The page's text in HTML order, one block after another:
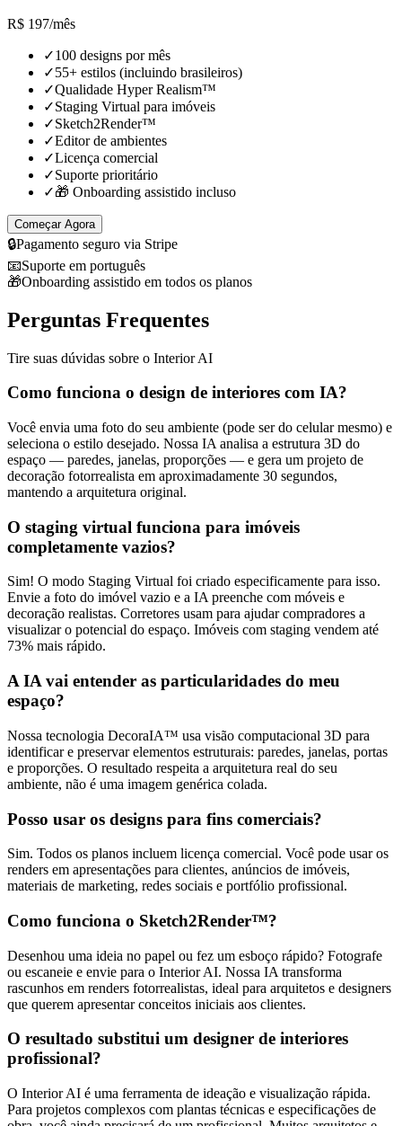
R$ 197/mês
✓100 designs por mês
✓55+ estilos (incluindo brasileiros)
✓Qualidade Hyper Realism™
✓Staging Virtual para imóveis
✓Sketch2Render™
✓Editor de ambientes
✓Licença comercial
✓Suporte prioritário
✓🎁 Onboarding assistido incluso
Começar Agora
🔒Pagamento seguro via Stripe
📧Suporte em português
🎁Onboarding assistido em todos os planos
Perguntas Frequentes
Tire suas dúvidas sobre o Interior AI
Como funciona o design de interiores com IA?
Você envia uma foto do seu ambiente (pode ser do celular mesmo) e
seleciona o estilo desejado. Nossa IA analisa a estrutura 3D do
espaço — paredes, janelas, proporções — e gera um projeto de
decoração fotorrealista em aproximadamente 30 segundos,
mantendo a arquitetura original.
O staging virtual funciona para imóveis
completamente vazios?
Sim! O modo Staging Virtual foi criado especificamente para isso.
Envie a foto do imóvel vazio e a IA preenche com móveis e
decoração realistas. Corretores usam para ajudar compradores a
visualizar o potencial do espaço. Imóveis com staging vendem até
73% mais rápido.
A IA vai entender as particularidades do meu
espaço?
Nossa tecnologia DecoraIA™ usa visão computacional 3D para
identificar e preservar elementos estruturais: paredes, janelas, portas
e proporções. O resultado respeita a arquitetura real do seu
ambiente, não é uma imagem genérica colada.
Posso usar os designs para fins comerciais?
Sim. Todos os planos incluem licença comercial. Você pode usar os
renders em apresentações para clientes, anúncios de imóveis,
materiais de marketing, redes sociais e portfólio profissional.
Como funciona o Sketch2Render™?
Desenhou uma ideia no papel ou fez um esboço rápido? Fotografe
ou escaneie e envie para o Interior AI. Nossa IA transforma
rascunhos em renders fotorrealistas, ideal para arquitetos e designers
que querem apresentar conceitos iniciais aos clientes.
O resultado substitui um designer de interiores
profissional?
O Interior AI é uma ferramenta de ideação e visualização rápida.
Para projetos complexos com plantas técnicas e especificações de